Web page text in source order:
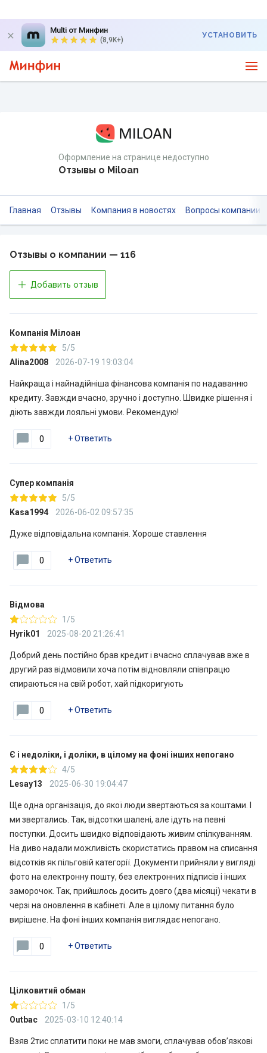
Multi от Минфин
(8,9K+)
УСТАНОВИТЬ
Оформление на странице недоступно
Отзывы о Miloan
Главная Отзывы Компания в новостях Вопросы компании
Отзывы о компании — 116
Добавить отзыв
Компанія Мілоан
5/5
Alina2008
2026-07-19 19:03:04
Найкраща і найнадійніша фінансова компанія по надаванню
кредиту. Завжди вчасно, зручно і доступно. Швидке рішення і
діють завжди лояльні умови. Рекомендую!
0 +Ответить
Супер компанія
5/5
Kasa1994
2026-06-02 09:57:35
Дуже відповідальна компанія. Хороше ставлення
0 +Ответить
Відмова
1/5
Hyrik01
2025-08-20 21:26:41
Добрий день постійно брав кредит і вчасно сплачував вже в
другий раз відмовили хоча потім відновляли співпрацю
спираються на свій робот, хай підкоригують
0 +Ответить
Є і недоліки, і доліки, в цілому на фоні інших непогано
4/5
Lesay13
2025-06-30 19:04:47
Ще одна організація, до якої люди звертаються за коштами. І
ми звертались. Так, відсотки шалені, але ідуть на певні
поступки. Досить швидко відповідають живим спілкуванням.
На диво надали можливість скористатись правом на списання
відсотків як пільговій категорії. Документи прийняли у вигляді
фото на електронну пошту, без електронних підписів і інших
заморочок. Так, прийшлось досить довго (два місяці) чекати в
черзі на оновлення в кабінеті. Але в цілому питання було
вирішене. На фоні інших компанія виглядає непогано.
0 +Ответить
Цілковитий обман
1/5
Outbac
2025-03-10 12:40:14
Взяв 2тис сплатити поки не мав змоги, сплачував обов’язкові